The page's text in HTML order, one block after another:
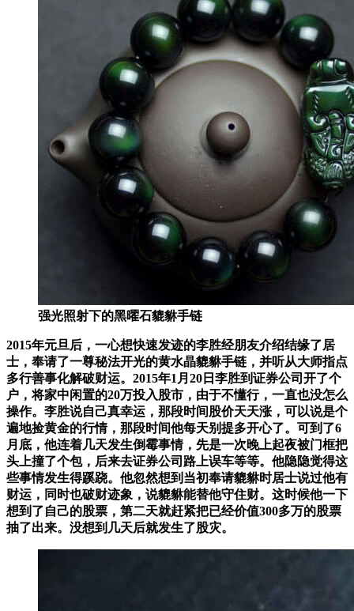
强光照射下的黑曜石貔貅手链
2015年元旦后，一心想快速发迹的李胜经朋友介绍结缘了居
士， 奉请了一尊秘法开光的黄水晶貔貅手链 ， 并听从大师指点
多行善事化解破财运。 2015年1月20日李胜到证券公司开了个
户，将家中闲置的20万投入股市，由于不懂行，一直也没怎么
操作。李胜说自己真幸运，那段时间股价天天涨，可以说是个
遍地捡黄金的行情，那段时间他每天别提多开心了。可到了6
月底，他连着几天发生倒霉事情，先是一次晚上起夜被门框把
头上撞了个包，后来去证券公司路上误车等等。他隐隐觉得这
些事情发生得蹊跷。他忽然想到当初奉请貔貅时居士说过他有
财运，同时也破财迹象，说貔貅能替他守住财。这时候他一下
想到了自己的股票，第二天就赶紧把已经价值300多万的股票
抽了出来。没想到几天后就发生了股灾。